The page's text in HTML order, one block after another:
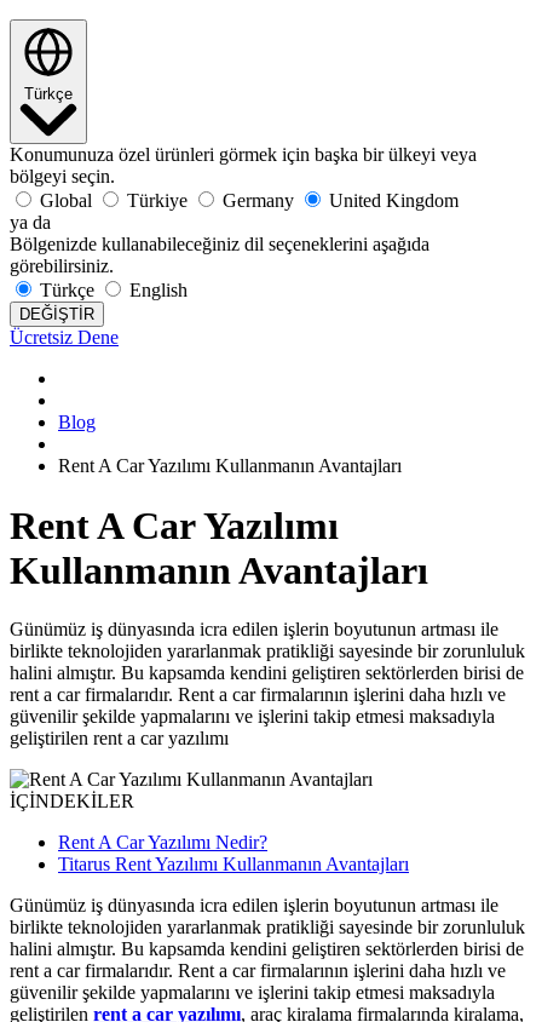
Türkçe
Konumunuza özel ürünleri görmek için başka bir ülkeyi veya
bölgeyi seçin.
Global
Türkiye Germany
United Kingdom
ya da
Bölgenizde kullanabileceğiniz dil seçeneklerini aşağıda
görebilirsiniz.
Türkçe
English
DEĞİŞTİR
Ücretsiz Dene
Blog
Rent A Car Yazılımı Kullanmanın Avantajları
Rent A Car Yazılımı
Kullanmanın Avantajları
Günümüz iş dünyasında icra edilen işlerin boyutunun artması ile
birlikte teknolojiden yararlanmak pratikliği sayesinde bir zorunluluk
halini almıştır. Bu kapsamda kendini geliştiren sektörlerden birisi de
rent a car firmalarıdır. Rent a car firmalarının işlerini daha hızlı ve
güvenilir şekilde yapmalarını ve işlerini takip etmesi maksadıyla
geliştirilen rent a car yazılımı
İÇİNDEKİLER
Rent A Car Yazılımı Nedir?
Titarus Rent Yazılımı Kullanmanın Avantajları
Günümüz iş dünyasında icra edilen işlerin boyutunun artması ile
birlikte teknolojiden yararlanmak pratikliği sayesinde bir zorunluluk
halini almıştır. Bu kapsamda kendini geliştiren sektörlerden birisi de
rent a car firmalarıdır. Rent a car firmalarının işlerini daha hızlı ve
güvenilir şekilde yapmalarını ve işlerini takip etmesi maksadıyla
geliştirilen rent a car yazılımı, araç kiralama firmalarında kiralama,